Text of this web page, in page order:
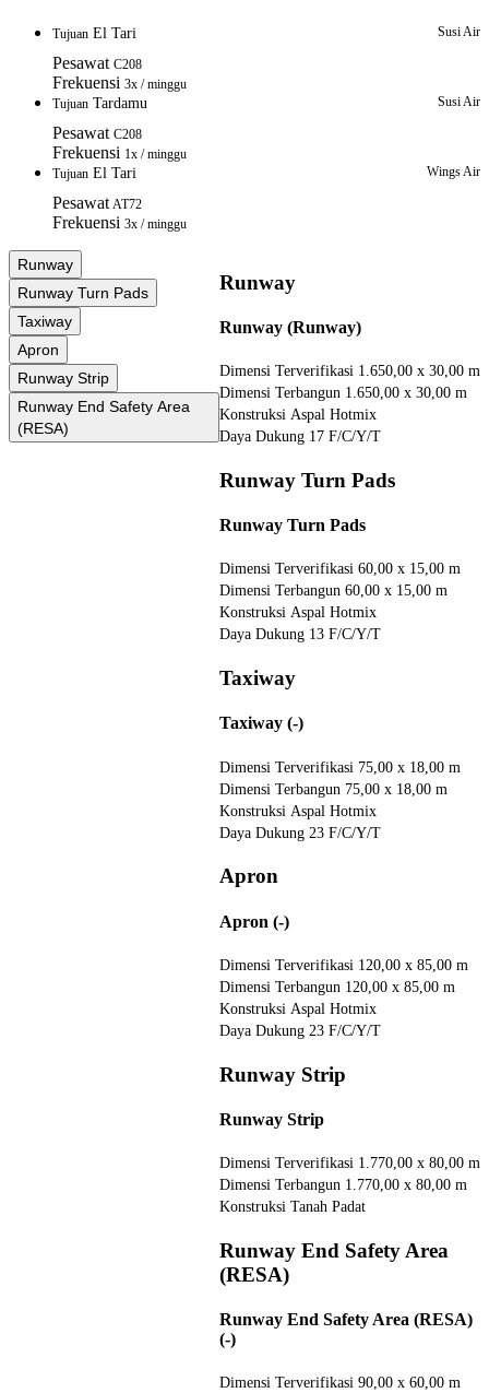
Tujuan El Tari Susi Air
Pesawat C208
Frekuensi 3x / minggu
Tujuan Tardamu Susi Air
Pesawat C208
Frekuensi 1x / minggu
Tujuan El Tari Wings Air
Pesawat AT72
Frekuensi 3x / minggu
Runway
Runway Turn Pads
Taxiway
Apron
Runway Strip
Runway End Safety Area
(RESA)
Runway
Runway (Runway)
Dimensi Terverifikasi 1.650,00 x 30,00 m
Dimensi Terbangun 1.650,00 x 30,00 m
Konstruksi Aspal Hotmix
Daya Dukung 17 F/C/Y/T
Runway Turn Pads
Runway Turn Pads
Dimensi Terverifikasi 60,00 x 15,00 m
Dimensi Terbangun 60,00 x 15,00 m
Konstruksi Aspal Hotmix
Daya Dukung 13 F/C/Y/T
Taxiway
Taxiway (-)
Dimensi Terverifikasi 75,00 x 18,00 m
Dimensi Terbangun 75,00 x 18,00 m
Konstruksi Aspal Hotmix
Daya Dukung 23 F/C/Y/T
Apron
Apron (-)
Dimensi Terverifikasi 120,00 x 85,00 m
Dimensi Terbangun 120,00 x 85,00 m
Konstruksi Aspal Hotmix
Daya Dukung 23 F/C/Y/T
Runway Strip
Runway Strip
Dimensi Terverifikasi 1.770,00 x 80,00 m
Dimensi Terbangun 1.770,00 x 80,00 m
Konstruksi Tanah Padat
Runway End Safety Area
(RESA)
Runway End Safety Area (RESA)
(-)
Dimensi Terverifikasi 90,00 x 60,00 m